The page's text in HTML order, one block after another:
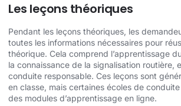
Les leçons théoriques
Pendant les leçons théoriques, les
toutes les informations nécessaires pour
théorique. Cela comprend l’apprentissage
la connaissance de la signalisation routière,
conduite responsable. Ces leçons sont
en classe, mais certaines écoles de
des modules d’apprentissage en ligne.